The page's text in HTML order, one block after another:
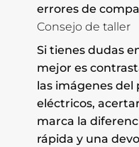
errores de
Consejo de taller
Si tienes dudas
mejor es
las imágenes
eléctricos,
marca la
rápida y una